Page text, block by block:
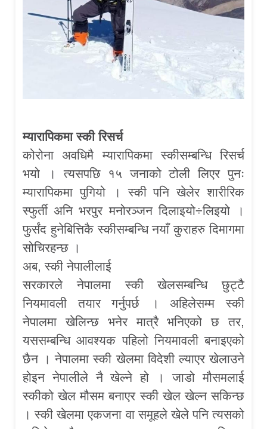
म्यारापिकमा स्की रिसर्च
कोरोना अवधिमै म्यारापिकमा स्कीसम्बन्धि रिसर्च
भयो । त्यसपछि १५ जनाको टोली लिएर पुनः
म्यारापिकमा पुगियो । स्की पनि खेलेर शारीरिक
स्फुर्ती अनि भरपुर मनोरञ्जन दिलाइयो÷लिइयो ।
फुर्संद हुनेबित्तिकै स्कीसम्बन्धि नयाँ कुराहरु दिमागमा
सोचिरहन्छ ।
अब, स्की नेपालीलाई
सरकारले नेपालमा स्की खेलसम्बन्धि छुट्टै
नियमावली तयार गर्नुपर्छ । अहिलेसम्म स्की
नेपालमा खेलिन्छ भनेर मात्रै भनिएको छ तर,
यससम्बन्धि आवश्यक पहिलो नियमावली बनाइएको
छैन । नेपालमा स्की खेलमा विदेशी ल्याएर खेलाउने
होइन नेपालीले नै खेल्ने हो । जाडो मौसमलाई
स्कीको खेल मौसम बनाएर स्की खेल खेल्न सकिन्छ
। स्की खेलमा एकजना वा समूहले खेले पनि त्यसको